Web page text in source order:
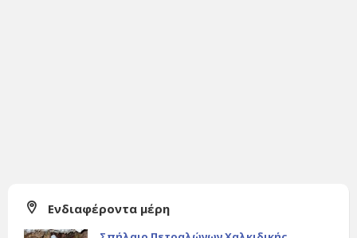
Ενδιαφέροντα μέρη